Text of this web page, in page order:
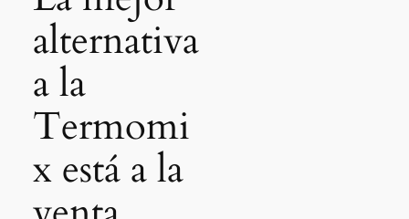
alternativa
a la
Termomi
x está a la